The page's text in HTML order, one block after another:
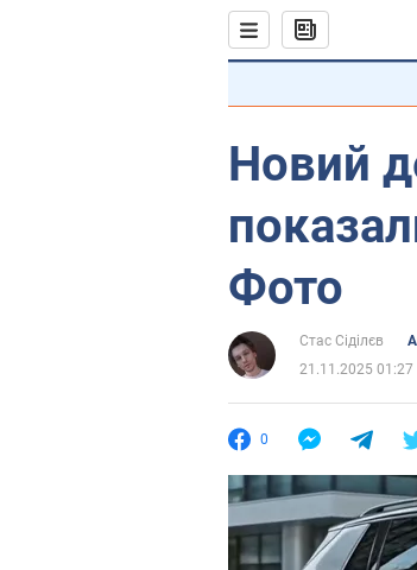
Новий
Фото
Стас Сіділєв
21.11.2025 01:27
0